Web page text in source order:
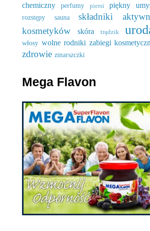
chemiczny
perfumy piersi piękny
rozstępy sauna
składniki
kosmetyków
skóra trądzik
włosy wolne rodniki zabiegi
zdrowie zmarszczki
Mega Flavon